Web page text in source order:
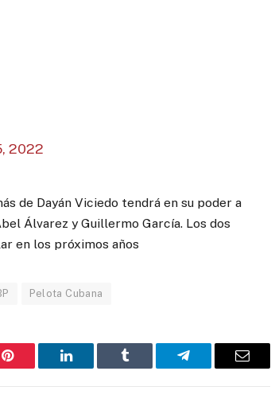
2022
de Dayán Viciedo tendrá en su poder a
Álvarez y Guillermo García. Los dos
en los próximos años
Pelota Cubana
Pinterest LinkedIn Tumblr Telegram Email